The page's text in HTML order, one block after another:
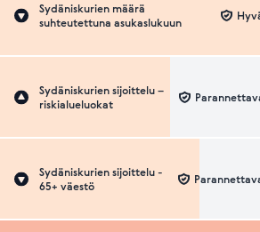
Sydäniskurien määrä
suhteutettuna asukaslukuun
Sydäniskurien sijoittelu –
riskialueluokat
Sydäniskurien sijoittelu -
65+ väestö